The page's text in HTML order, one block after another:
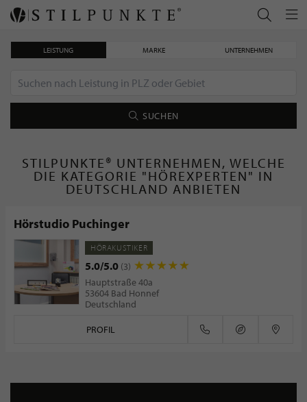
LEISTUNG MARKE UNTERNEHMEN
SUCHEN
STILPUNKTE® UNTERNEHMEN, WELCHE
DIE KATEGORIE "HÖREXPERTEN" IN
DEUTSCHLAND ANBIETEN
Hörstudio Puchinger
HÖRAKUSTIKER
5.0/5.0 (3)
Hauptstraße 40a
53604 Bad Honnef
Deutschland
PROFIL